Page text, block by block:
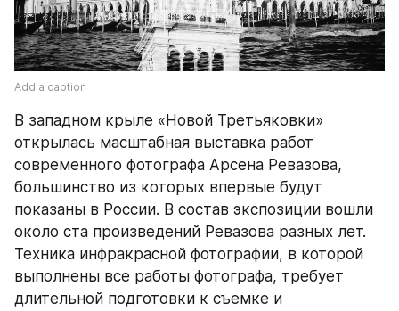
Add a caption
В западном крыле «Новой Третьяковки»
открылась масштабная выставка работ
современного фотографа Арсена Ревазова,
большинство из которых впервые будут
показаны в России. В состав экспозиции вошли
около ста произведений Ревазова разных лет.
Техника инфракрасной фотографии, в которой
выполнены все работы фотографа, требует
длительной подготовки к съемке и